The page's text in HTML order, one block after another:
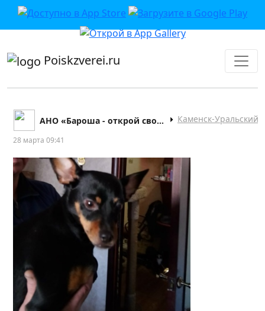
приложении или в VK">
Poiskzverei.ru
АНО «Бароша - открой своё сердце!» Каменск-Уральский
28 марта 09:41